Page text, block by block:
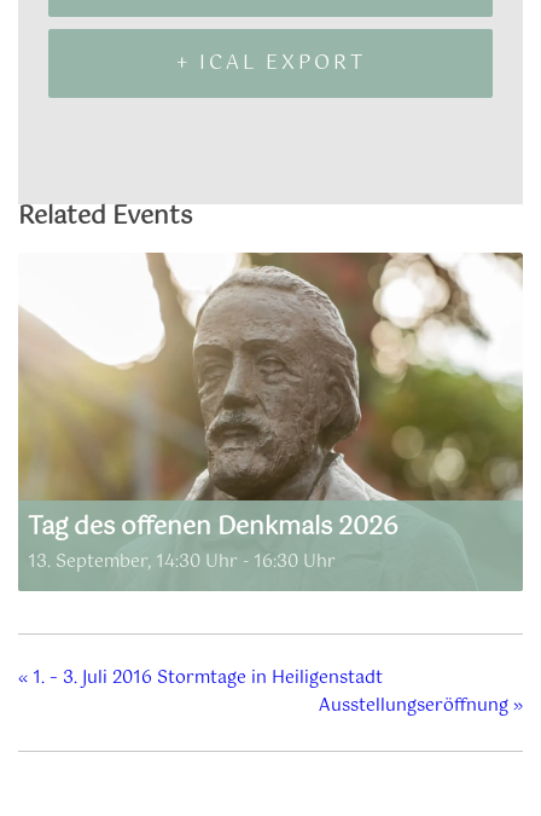
+ ICAL EXPORT
Related Events
Tag des offenen Denkmals 2026
13. September, 14:30 Uhr - 16:30 Uhr
« 1. – 3. Juli 2016 Stormtage in Heiligenstadt
Ausstellungseröffnung»